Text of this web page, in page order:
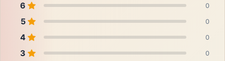
6 0
5 0
4 0
3 0